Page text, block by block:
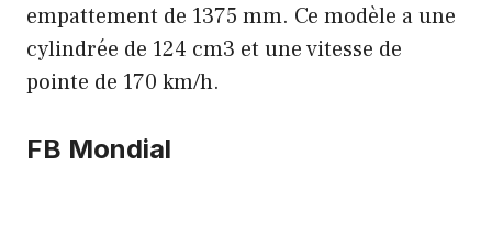
empattement de 1375 mm. Ce modèle a une
cylindrée de 124 cm3 et une vitesse de
pointe de 170 km/h.
FB Mondial